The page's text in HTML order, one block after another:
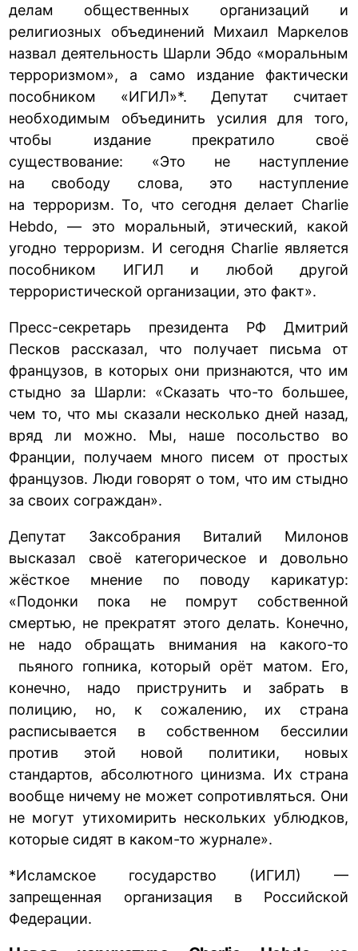
делам общественных организаций и
религиозных объединений Михаил Маркелов
назвал деятельность Шарли Эбдо «моральным
терроризмом», а само издание фактически
пособником «ИГИЛ»*. Депутат считает
необходимым объединить усилия для того,
чтобы издание прекратило своё
существование: «Это не наступление
на свободу слова, это наступление
на терроризм. То, что сегодня делает Сharlie
Hebdo, — это моральный, этический, какой
угодно терроризм. И сегодня Сharlie является
пособником ИГИЛ и любой другой
террористической организации, это факт».
Пресс-секретарь президента РФ Дмитрий
Песков рассказал, что получает письма от
французов, в которых они признаются, что им
стыдно за Шарли: «Сказать что-то большее,
чем то, что мы сказали несколько дней назад,
вряд ли можно. Мы, наше посольство во
Франции, получаем много писем от простых
французов. Люди говорят о том, что им стыдно
за своих сограждан».
Депутат Заксобрания Виталий Милонов
высказал своё категорическое и довольно
жёсткое мнение по поводу карикатур:
«Подонки пока не помрут собственной
смертью, не прекратят этого делать. Конечно,
не надо обращать внимания на какого-то
пьяного гопника, который орёт матом. Его,
конечно, надо приструнить и забрать в
полицию, но, к сожалению, их страна
расписывается в собственном бессилии
против этой новой политики, новых
стандартов, абсолютного цинизма. Их страна
вообще ничему не может сопротивляться. Они
не могут утихомирить нескольких ублюдков,
которые сидят в каком-то журнале».
*Исламское государство (ИГИЛ) —
запрещенная организация в Российской
Федерации.